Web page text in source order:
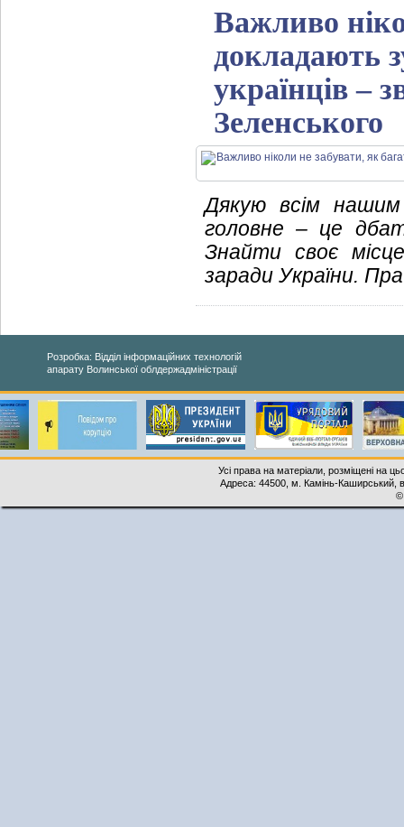
Важливо
докладають
українців –
Зеленського
Дякую всім
головне – це
Знайти своє
заради України.
Розробка: Відділ інформаційних технологій
апарату Волинської облдержадміністрації
Усі права на матеріали, розміщені на
Адреса: 44500, м. Камінь-Каширський,
©